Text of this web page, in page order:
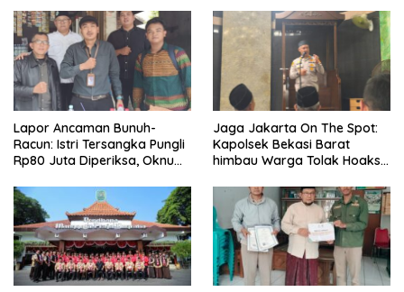
Lapor Ancaman Bunuh-
Racun: Istri Tersangka Pungli
Rp80 Juta Diperiksa, Oknum
Disdagperin
Jaga Jakarta On The Spot:
Kapolsek Bekasi Barat
himbau Warga Tolak Hoaks
Sholat Jumat